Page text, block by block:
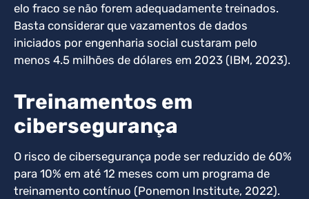
elo fraco se não forem adequadamente treinados.
Basta considerar que vazamentos de dados
iniciados por engenharia social custaram pelo
menos 4.5 milhões de dólares em 2023 (IBM, 2023).
Treinamentos em
cibersegurança
O risco de cibersegurança pode ser reduzido de 60%
para 10% em até 12 meses com um programa de
treinamento contínuo (Ponemon Institute, 2022).